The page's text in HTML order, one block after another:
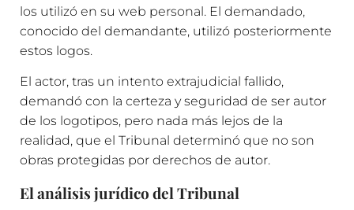
los utilizó en su web personal. El demandado,
conocido del demandante, utilizó posteriormente
estos logos.
El actor, tras un intento extrajudicial fallido,
demandó con la certeza y seguridad de ser autor
de los logotipos, pero nada más lejos de la
realidad, que el Tribunal determinó que no son
obras protegidas por derechos de autor.
El análisis jurídico del Tribunal